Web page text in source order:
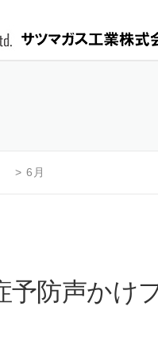
> 6月
予防声かけ